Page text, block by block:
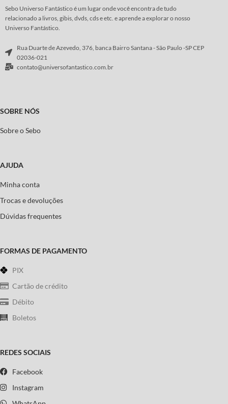
Sebo Universo Fantástico é um lugar onde você encontra de tudo
relacionado a livros, gibis, dvds, cds e etc. e aprende a explorar o nosso
Universo Fantástico.
Rua Duarte de Azevedo, 376, banca Bairro Santana - São Paulo -SP CEP
02036-021
contato@universofantastico.com.br
SOBRE NÓS
Sobre o Sebo
AJUDA
Minha conta
Trocas e devoluções
Dúvidas frequentes
FORMAS DE PAGAMENTO
PIX
Cartão de crédito
Débito
Boletos
REDES SOCIAIS
Facebook
Instagram